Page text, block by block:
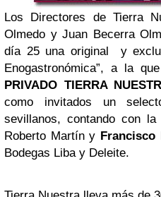
Los Directores de Tierra
Olmedo y Juan Becerra
día 25 una original y
Enogastronómica”, a la
PRIVADO TIERRA
como invitados un
sevillanos, contando con
Roberto Martín y Francisco
Bodegas Liba y Deleite.